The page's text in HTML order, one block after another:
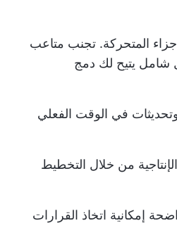
المتحركة. تجنب متاعب
شامل يتيح لك دمج
في الوقت الفعلي
من خلال التخطيط
إمكانية اتخاذ القرارات